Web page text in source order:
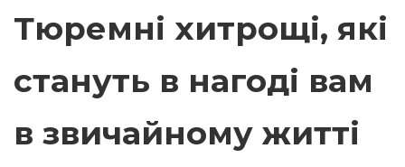
Тюремні хитрощі, які
стануть в нагоді вам
в звичайному житті